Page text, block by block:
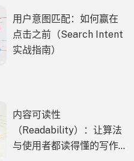
用户意图匹配：如何赢在
点击之前（Search Intent
实战指南）
内容可读性
（Readability）：让算法
与使用者都读得懂的写作